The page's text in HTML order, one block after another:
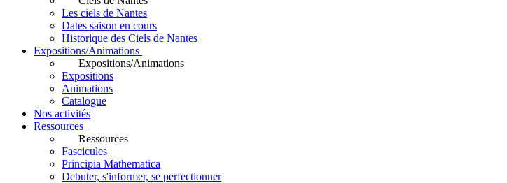
Les ciels de Nantes
Dates saison en cours
Historique des Ciels de Nantes
Expositions/Animations
Expositions/Animations
Expositions
Animations
Catalogue
Nos activités
Ressources
Ressources
Fascicules
Principia Mathematica
Debuter, s'informer, se perfectionner